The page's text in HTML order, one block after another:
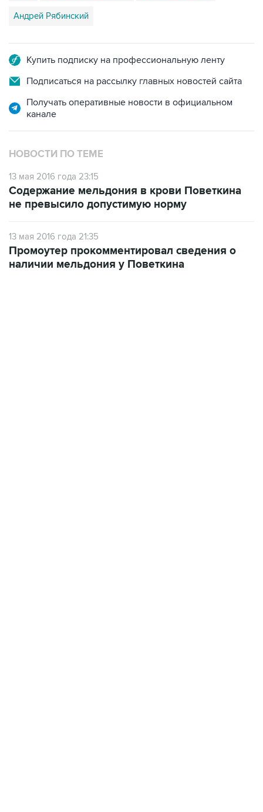
Андрей Рябинский
Купить подписку на профессиональную ленту
Подписаться на рассылку главных новостей сайта
Получать оперативные новости в официальном
канале
НОВОСТИ ПО ТЕМЕ
13 мая 2016 года 23:15
Содержание мельдония в крови Поветкина
не превысило допустимую норму
13 мая 2016 года 21:35
Промоутер прокомментировал сведения о
наличии мельдония у Поветкина